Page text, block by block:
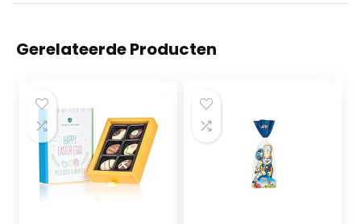
Gerelateerde Producten